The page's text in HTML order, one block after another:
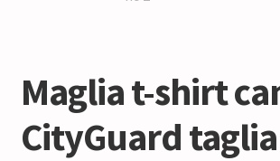
Maglia t-shirt
CityGuard